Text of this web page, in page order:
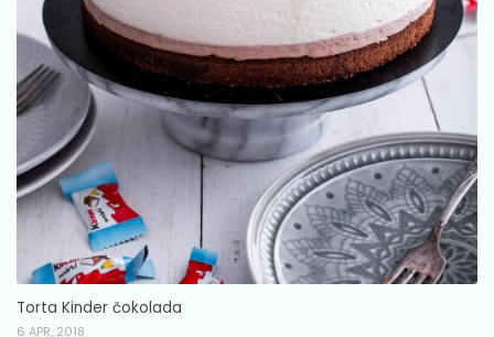
Torta Kinder čokolada
6 APR, 2018